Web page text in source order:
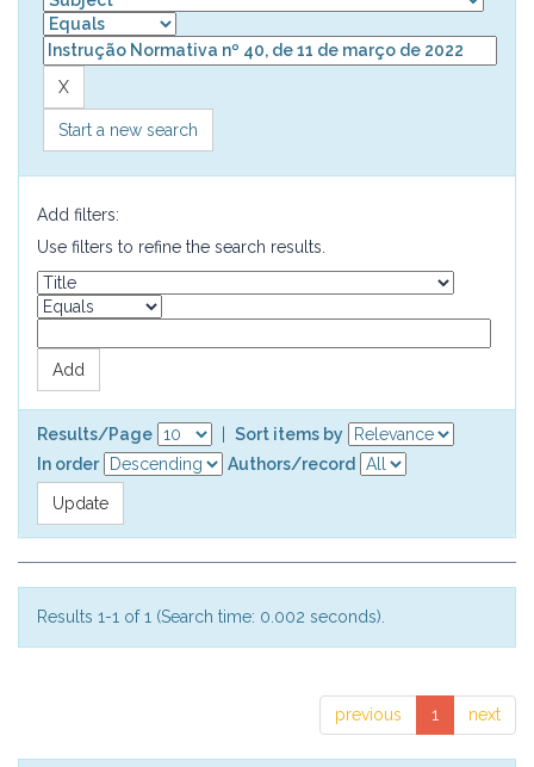
Start a new search
Add filters:
Use filters to refine the search results.
Results/Page
Sort items by
In order
Authors/record
Results 1-1 of 1 (Search time: 0.002 seconds).
previous 1 next